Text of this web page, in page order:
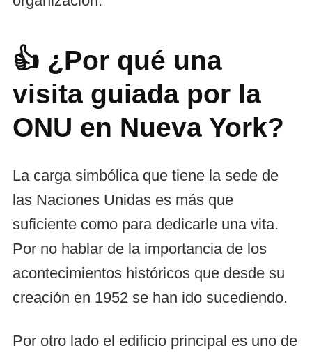
👍 ¿Por qué una
visita guiada por la
ONU en Nueva York?
La carga simbólica que tiene la sede de
las Naciones Unidas es más que
suficiente como para dedicarle una vita.
Por no hablar de la importancia de los
acontecimientos históricos que desde su
creación en 1952 se han ido sucediendo.
Por otro lado el edificio principal es uno de